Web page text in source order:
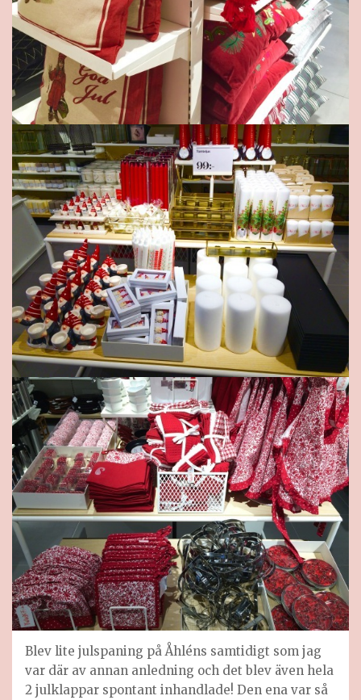
Blev lite julspaning på Åhléns samtidigt som jag
var där av annan anledning och det blev även hela
2 julklappar spontant inhandlade! Den ena var så